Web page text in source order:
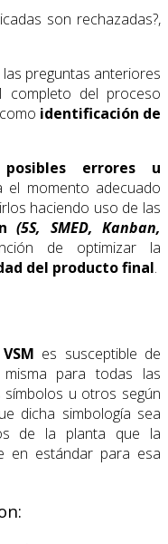
son rechazadas?,
preguntas anteriores
completo del proceso
identificación de
errores u
el momento adecuado
haciendo uso de las
(5S, SMED, Kanban,
de optimizar la
del producto final.
es susceptible de
para todas las
símbolos u otros según
dicha simbología sea
de la planta que la
en estándar para esa